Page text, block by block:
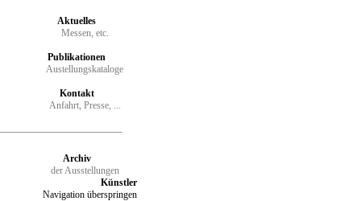
Aktuelles
Messen, etc.
Publikationen
Austellungskataloge
Kontakt
Anfahrt, Presse, ...
Archiv
der Ausstellungen
Künstler
Navigation überspringen